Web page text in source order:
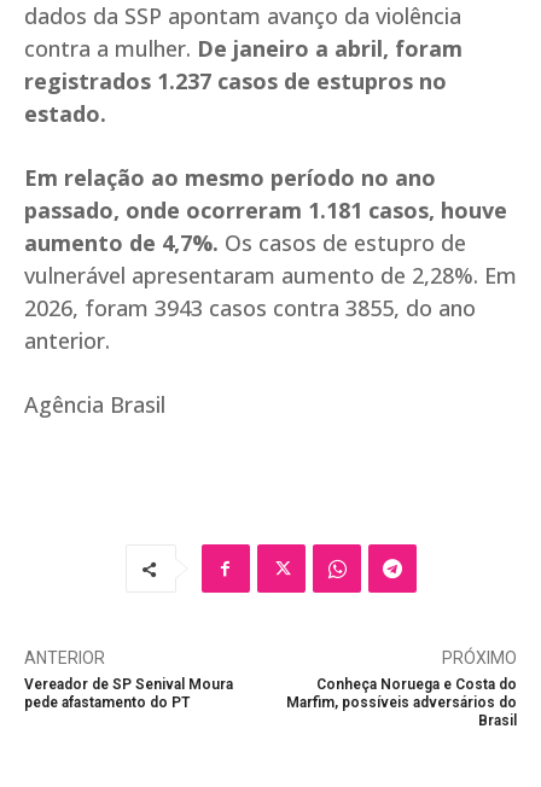
dados da SSP apontam avanço da violência
contra a mulher. De janeiro a abril, foram
registrados 1.237 casos de estupros no
estado.
Em relação ao mesmo período no ano
passado, onde ocorreram 1.181 casos, houve
aumento de 4,7%. Os casos de estupro de
vulnerável apresentaram aumento de 2,28%. Em
2026, foram 3943 casos contra 3855, do ano
anterior.
Agência Brasil
ANTERIOR
Vereador de SP Senival Moura
pede afastamento do PT
PRÓXIMO
Conheça Noruega e Costa do
Marfim, possíveis adversários do
Brasil